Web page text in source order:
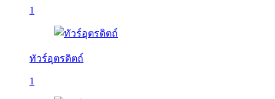
1
ทัวร์อุตรดิตถ์
1